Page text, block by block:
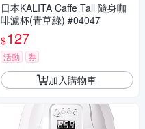
日本KALITA Caffe Tall 隨身咖
啡濾杯(青草綠) #04047
$127
活動 券
加入購物車